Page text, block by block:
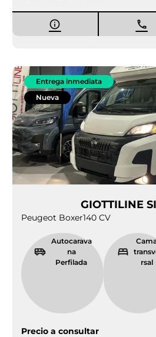
Entrega inmediata
Nueva
GIOTTILINE
Peugeot Boxer140 CV
Autocarava
na
Perfilada
rsal
Precio a consultar